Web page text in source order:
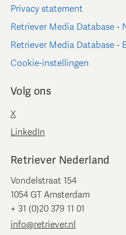
Privacy statement
Retriever Media Database -
Retriever Media Database -
Cookie-instellingen
Volg ons
X
LinkedIn
Retriever Nederland
Vondelstraat 154
1054 GT Amsterdam
+ 31 (0)20 379 11 01
info@retriever.nl